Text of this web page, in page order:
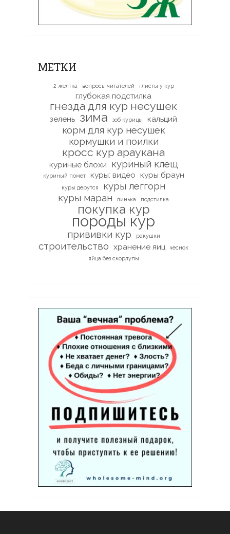
МЕТКИ
2 желтка вопросы читателей глисты у кур
глубокая подстилка
гнезда для кур несушек
зелень зима зоб курицы кальций
корм для кур несушек
кормушки и поилки
кросс кур араукана
куриные блохи куриный клещ
куриный помет куры: видео куры браун
куры дерутся
куры леггорн
куры маран
линька подстилка
покупка кур
породы кур
прививки кур ракушки
строительство хранение яиц
чеснок
яйца без скорлупы